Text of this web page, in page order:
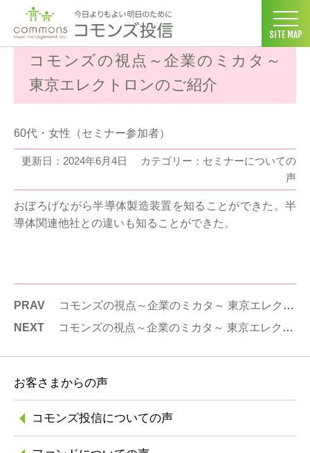
SITE MAP
コモンズ投信 ホーム >お客様の声 > >コモ
コモンズの視点～企業のミカタ～
東京エレクトロンのご紹介
60代・女性（セミナー参加者）
更新日：2024年6月4日
カテゴリー：セミナーについての
声
おぼろげながら半導体製造装置を知ることができた。半
導体関連他社との違いも知ることができた。
PRAV
コモンズの視点～企業のミカタ～ 東京エレクトロンのご紹介
NEXT
コモンズの視点～企業のミカタ～ 東京エレクトロンのご紹介
お客さまからの声
コモンズ投信についての声